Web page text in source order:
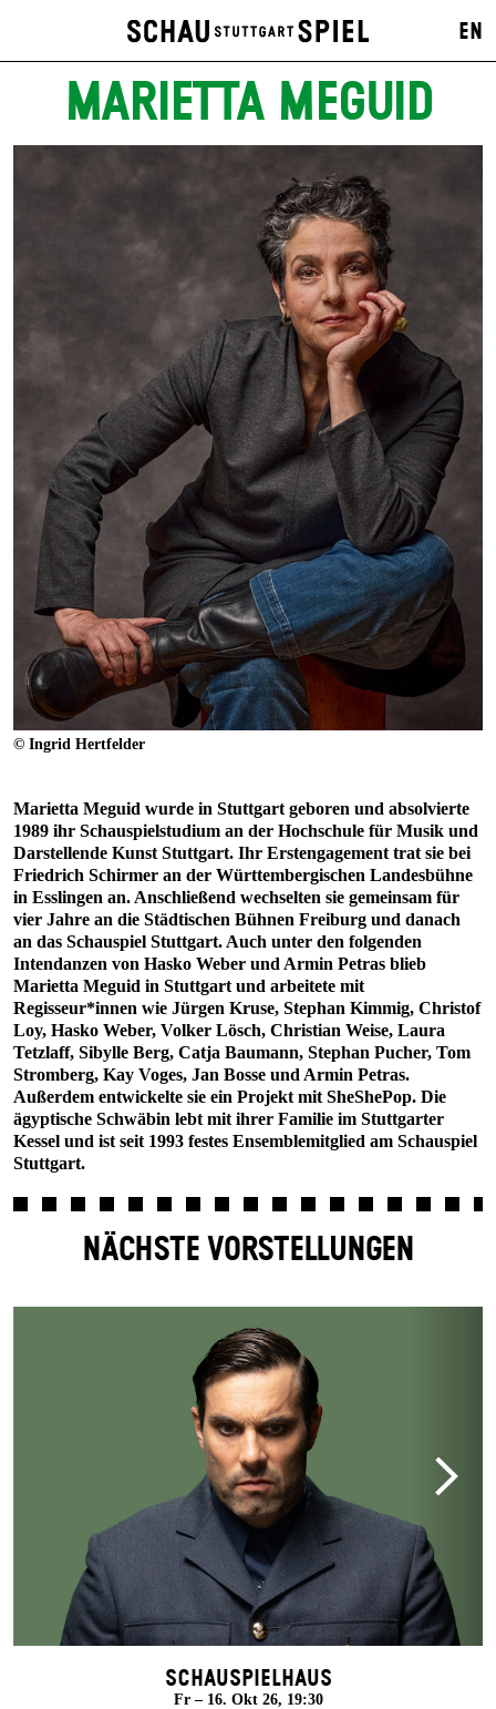
EN
MARIETTA MEGUID
© Ingrid Hertfelder
Marietta Meguid wurde in Stuttgart geboren und absolvierte
1989 ihr Schauspielstudium an der Hochschule für Musik und
Darstellende Kunst Stuttgart. Ihr Erstengagement trat sie bei
Friedrich Schirmer an der Württembergischen Landesbühne
in Esslingen an. Anschließend wechselten sie gemeinsam für
vier Jahre an die Städtischen Bühnen Freiburg und danach
an das Schauspiel Stuttgart. Auch unter den folgenden
Intendanzen von Hasko Weber und Armin Petras blieb
Marietta Meguid in Stuttgart und arbeitete mit
Regisseur*innen wie Jürgen Kruse, Stephan Kimmig, Christof
Loy, Hasko Weber, Volker Lösch, Christian Weise, Laura
Tetzlaff, Sibylle Berg, Catja Baumann, Stephan Pucher, Tom
Stromberg, Kay Voges, Jan Bosse und Armin Petras.
Außerdem entwickelte sie ein Projekt mit SheShePop. Die
ägyptische Schwäbin lebt mit ihrer Familie im Stuttgarter
Kessel und ist seit 1993 festes Ensemblemitglied am Schauspiel
Stuttgart.
NÄCHSTE VORSTELLUNGEN
Schauspielhaus
Fr – 16. Okt 26, 19:30